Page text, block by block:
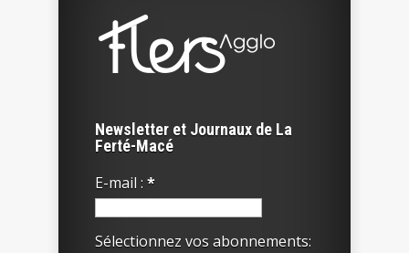
Newsletter et Journaux de La
Ferté-Macé
E-mail : *
Sélectionnez vos abonnements: